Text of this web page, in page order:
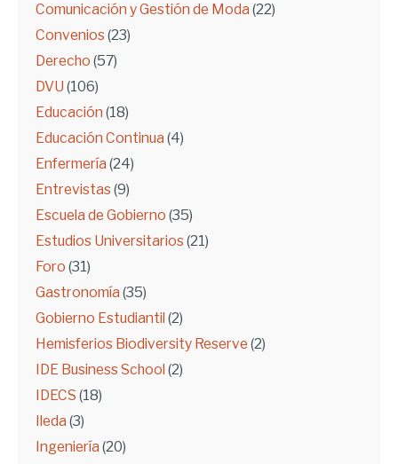
Comunicación y Gestión de Moda (22)
Convenios (23)
Derecho (57)
DVU (106)
Educación (18)
Educación Continua (4)
Enfermería (24)
Entrevistas (9)
Escuela de Gobierno (35)
Estudios Universitarios (21)
Foro (31)
Gastronomía (35)
Gobierno Estudiantil (2)
Hemisferios Biodiversity Reserve (2)
IDE Business School (2)
IDECS (18)
Ileda (3)
Ingeniería (20)